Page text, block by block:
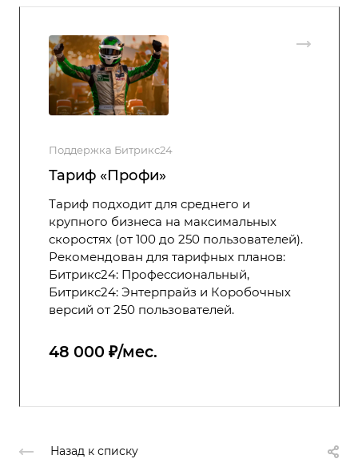
Поддержка Битрикс24
Тариф «Профи»
Тариф подходит для среднего и
крупного бизнеса на максимальных
скоростях (от 100 до 250 пользователей).
Рекомендован для тарифных планов:
Битрикс24: Профессиональный,
Битрикс24: Энтерпрайз и Коробочных
версий от 250 пользователей.
48 000 ₽/мес.
Назад к списку